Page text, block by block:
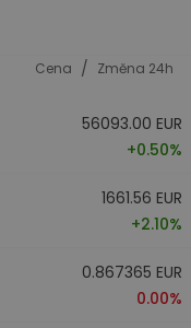
Cena / Změna 24h
56093.00 EUR
+0.50%
1661.56 EUR
+2.10%
0.867365 EUR
0.00%